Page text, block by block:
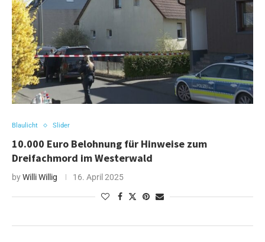
Blaulicht Slider
10.000 Euro Belohnung für Hinweise zum
Dreifachmord im Westerwald
byWilli Willig 16. April 2025